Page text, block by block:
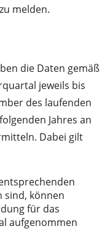
melden.
die Daten gemäß
jeweils bis
des laufenden
Jahres an
Dabei gilt
sind, können
für das
aufgenommen